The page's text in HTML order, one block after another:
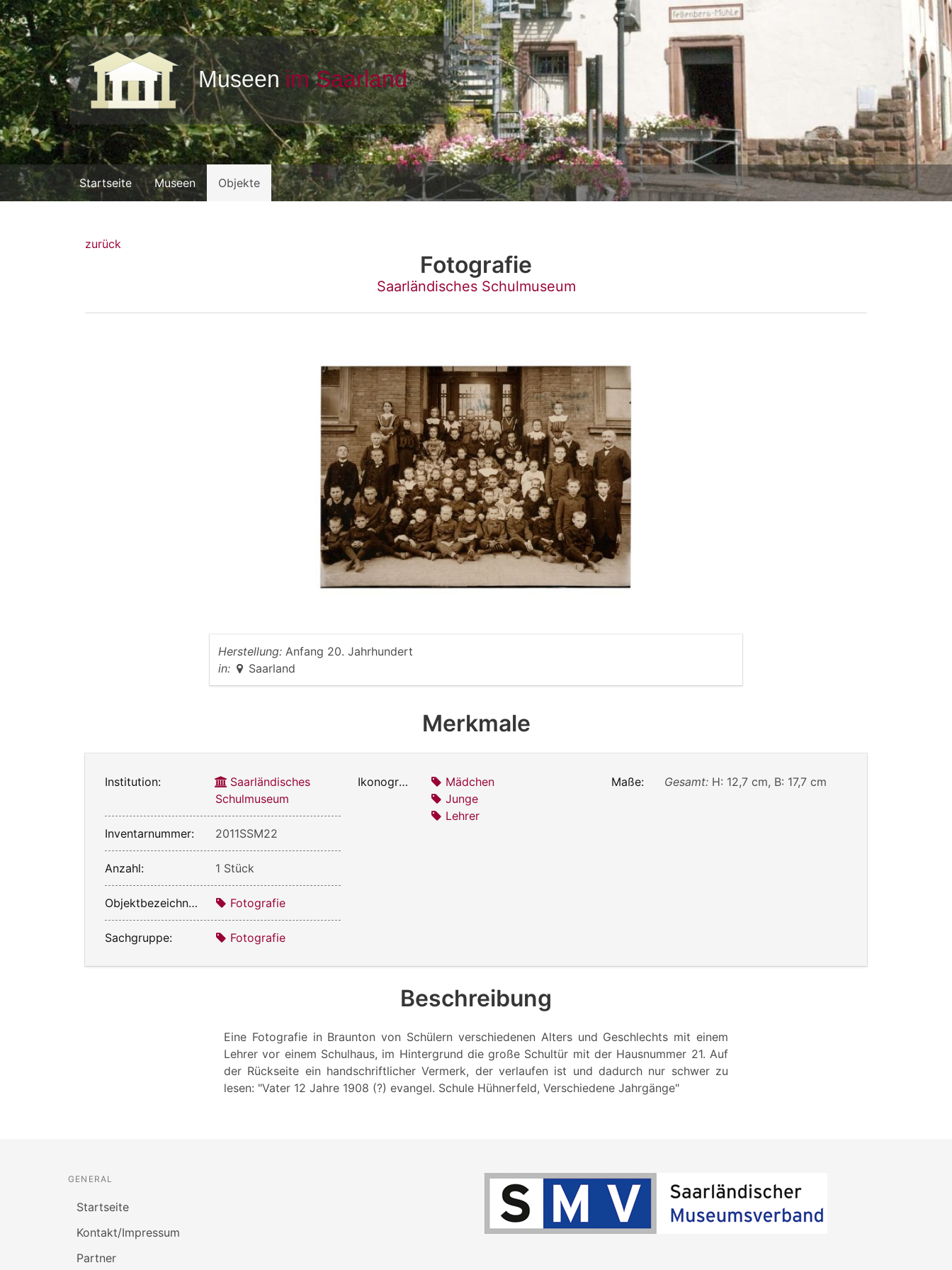
Startseite Museen Objekte
zurück
Fotografie
Saarländisches Schulmuseum
Herstellung: Anfang 20. Jahrhundert
in:
Saarland
Merkmale
Institution:
Saarländisches
Schulmuseum
Inventarnummer: 2011SSM22
Anzahl: 1 Stück
Objektbezeichnung: Fotografie
Sachgruppe: Fotografie
Ikonografie:
Mädchen
Junge
Lehrer
Maße: Gesamt: H: 12,7 cm, B: 17,7 cm
Beschreibung
Eine Fotografie in Braunton von Schülern verschiedenen Alters und Geschlechts mit einem
Lehrer vor einem Schulhaus, im Hintergrund die große Schultür mit der Hausnummer 21. Auf
der Rückseite ein handschriftlicher Vermerk, der verlaufen ist und dadurch nur schwer zu
lesen: "Vater 12 Jahre 1908 (?) evangel. Schule Hühnerfeld, Verschiedene Jahrgänge"
GENERAL
Startseite
Kontakt/Impressum
Partner